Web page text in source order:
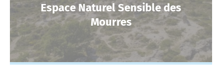
Espace Naturel Sensible des
Mourres